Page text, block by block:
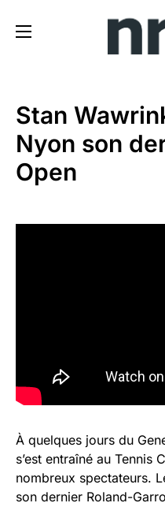
Stan
Nyon son
Open
À quelques jours du
s’est entraîné au Tennis
nombreux spectateurs.
son dernier Roland-